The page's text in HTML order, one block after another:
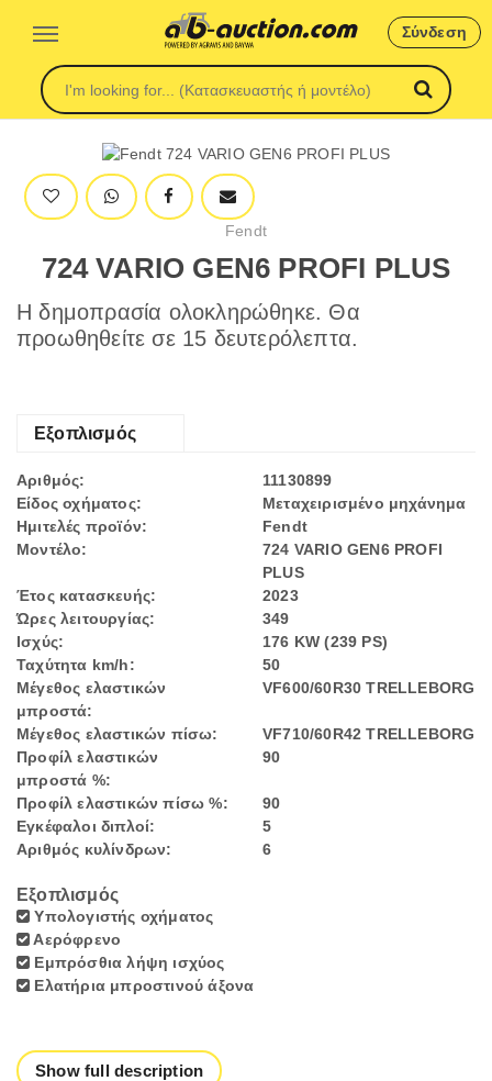
Σύνδεση
Fendt
724 VARIO GEN6 PROFI PLUS
Η δημοπρασία ολοκληρώθηκε. Θα
προωθηθείτε σε 15 δευτερόλεπτα.
Εξοπλισμός
Αριθμός:
11130899
Είδος οχήματος:
Μεταχειρισμένο μηχάνημα
Ημιτελές προϊόν:
Fendt
Μοντέλο:
724 VARIO GEN6 PROFI
PLUS
Έτος κατασκευής:
2023
Ώρες λειτουργίας:
349
Ισχύς:
176 KW (239 PS)
Ταχύτητα km/h:
50
Μέγεθος ελαστικών
μπροστά:
VF600/60R30 TRELLEBORG
Μέγεθος ελαστικών πίσω:
VF710/60R42 TRELLEBORG
Προφίλ ελαστικών
μπροστά %:
90
Προφίλ ελαστικών πίσω %:
90
Εγκέφαλοι διπλοί:
5
Αριθμός κυλίνδρων:
6
Εξοπλισμός
Υπολογιστής οχήματος
Αερόφρενο
Εμπρόσθια λήψη ισχύος
Ελατήρια μπροστινού άξονα
Show full description